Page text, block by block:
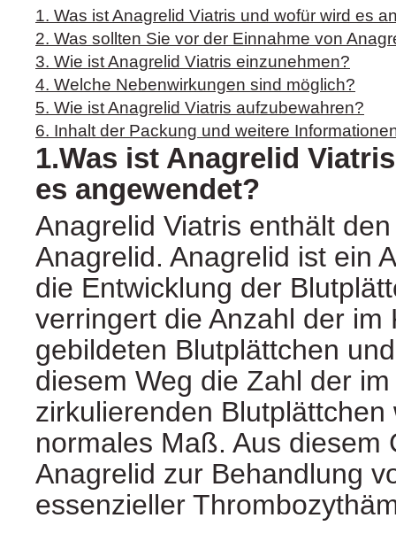
1. Was ist Anagrelid Viatris und wofür wird es
2. Was sollten Sie vor der Einnahme von
3. Wie ist Anagrelid Viatris einzunehmen?
4. Welche Nebenwirkungen sind möglich?
5. Wie ist Anagrelid Viatris aufzubewahren?
6. Inhalt der Packung und weitere
1.Was ist Anagrelid
es angewendet?
Anagrelid Viatris enthält
Anagrelid. Anagrelid ist ein
die Entwicklung der
verringert die Anzahl der im
gebildeten Blutplättchen
diesem Weg die Zahl der
zirkulierenden
normales Maß. Aus diesem
Anagrelid zur Behandlung
essenzieller